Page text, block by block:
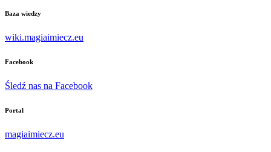
Baza wiedzy
wiki.magiaimiecz.eu
Facebook
Śledź nas na Facebook
Portal
magiaimiecz.eu